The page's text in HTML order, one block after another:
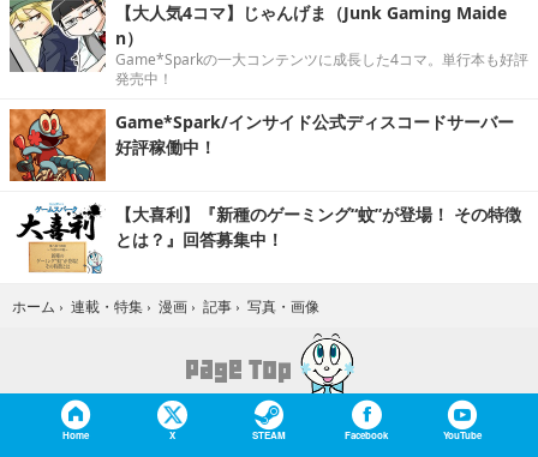
【大人気4コマ】じゃんげま（Junk Gaming Maide
n）
Game*Sparkの一大コンテンツに成長した4コマ。単行本も好評
発売中！
Game*Spark/インサイド公式ディスコードサーバー
好評稼働中！
【大喜利】『新種のゲーミング“蚊”が登場！ その特徴
とは？』回答募集中！
ホーム › 連載・特集 › 漫画 › 記事 › 写真・画像
Home X STEAM Facebook YouTube